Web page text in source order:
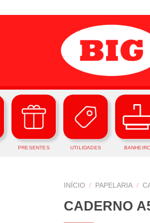
PRESENTES UTILIDADES
INÍCIO / PAPELARIA /
CADERNO